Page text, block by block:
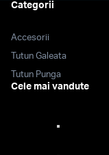
Categorii
Accesorii
Tutun Galeata
Tutun Punga
Cele mai vandute